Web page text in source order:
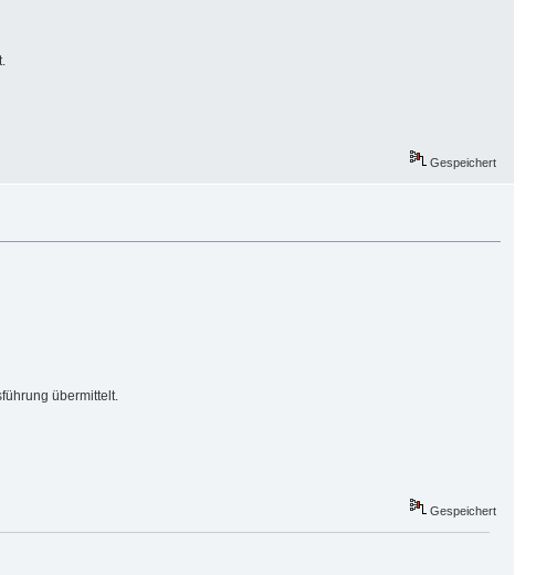
Gespeichert
übermittelt.
Gespeichert